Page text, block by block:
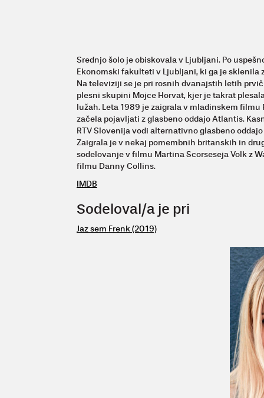
Srednjo šolo je obiskovala v Ljubljani. Po
Ekonomski fakulteti v Ljubljani, ki ga je
Na televiziji se je pri rosnih dvanajstih letih
plesni skupini Mojce Horvat, kjer je takrat
lužah. Leta 1989 je zaigrala v mladinskem
začela pojavljati z glasbeno oddajo Atlantis.
RTV Slovenija vodi alternativno glasbeno
Zaigrala je v nekaj pomembnih britanskih in
sodelovanje v filmu Martina Scorseseja Volk z
filmu Danny Collins.
IMDB
Sodeloval/a je pri
Jaz sem Frenk (2019)